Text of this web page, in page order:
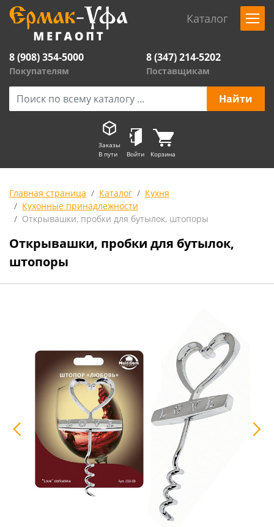
Каталог
8 (908) 354-5000
Покупателям
8 (347) 214-5202
Поставщикам
Заказы
В пути
Войти Корзина
Главная страница Каталог
Кухня
Кухонные принадлежности
Открывашки, пробки для бутылок, штопоры
Открывашки, пробки для бутылок,
штопоры